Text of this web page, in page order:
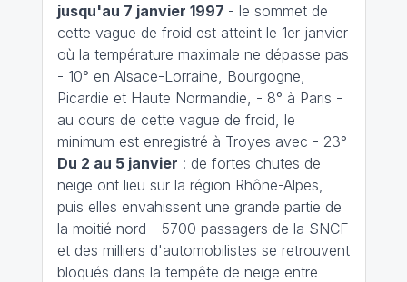
jusqu'au 7 janvier 1997 - le sommet de
cette vague de froid est atteint le 1er janvier
où la température maximale ne dépasse pas
- 10° en Alsace-Lorraine, Bourgogne,
Picardie et Haute Normandie, - 8° à Paris -
au cours de cette vague de froid, le
minimum est enregistré à Troyes avec - 23°
Du 2 au 5 janvier : de fortes chutes de
neige ont lieu sur la région Rhône-Alpes,
puis elles envahissent une grande partie de
la moitié nord - 5700 passagers de la SNCF
et des milliers d'automobilistes se retrouvent
bloqués dans la tempête de neige entre